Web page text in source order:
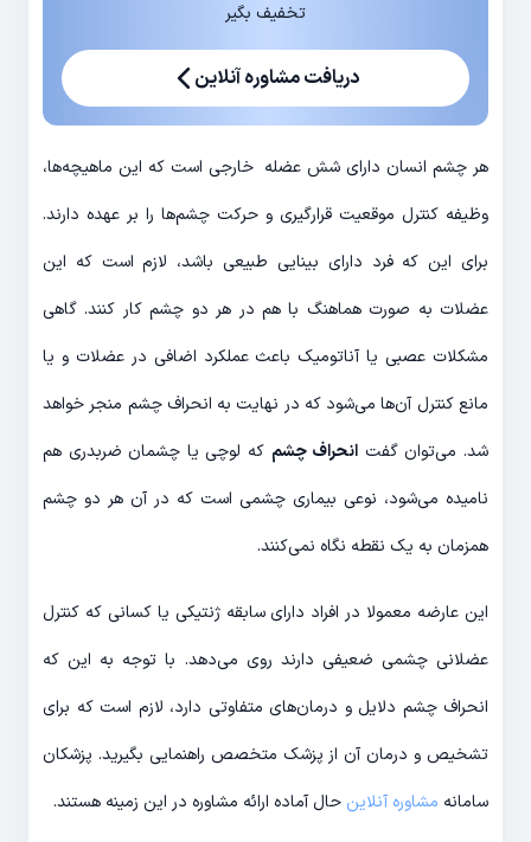
تخفیف بگیر
دریافت مشاوره آنلاین
هر چشم انسان دارای شش عضله خارجی است که این ماهیچه‌ها،
وظیفه کنترل موقعیت قرارگیری و حرکت چشم‌ها را بر عهده دارند.
برای این که فرد دارای بینایی طبیعی باشد، لازم است که این
عضلات به صورت هماهنگ با هم در هر دو چشم کار کنند. گاهی
مشکلات عصبی یا آناتومیک باعث عملکرد اضافی در عضلات و یا
مانع کنترل آن‌ها می‌شود که در نهایت به انحراف چشم منجر خواهد
شد. می‌توان گفت انحراف چشم که لوچی یا چشمان ضربدری هم
نامیده می‌شود، نوعی بیماری چشمی است که در آن هر دو چشم
همزمان به یک نقطه نگاه نمی‌کنند.
این عارضه معمولا در افراد دارای سابقه ژنتیکی یا کسانی که کنترل
عضلانی چشمی ضعیفی دارند روی می‌دهد. با توجه به این که
انحراف چشم دلایل و درمان‌های متفاوتی دارد، لازم است که برای
تشخیص و درمان آن از پزشک متخصص راهنمایی بگیرید. پزشکان
سامانه مشاوره آنلاین حال آماده ارائه مشاوره در این زمینه هستند.